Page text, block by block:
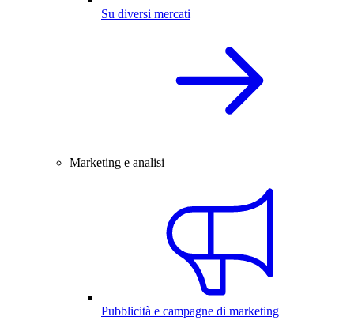
Su diversi mercati
Marketing e analisi
Pubblicità e campagne di marketing